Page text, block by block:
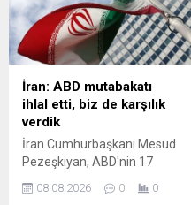
Anlaşması'nın, NATO'nun 5.
maddesiyle teknik olarak
aynı olduğunu dile getirdi.
İran: ABD mutabakatı
ihlal etti, biz de karşılık
verdik
İran Cumhurbaşkanı Mesud
Pezeşkiyan, ABD'nin 17
mutabakat zaptını ihlal
08.08.2026 0 0